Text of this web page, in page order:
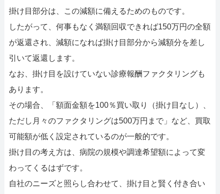
掛け目部分は、この減額に備えるためのものです。
したがって、何事もなく満額回収できれば150万円の全額
が返還され、減額になれば掛け目部分から減額分を差し
引いて返還します。
なお、掛け目を設けていない診療報酬ファクタリングも
あります。
その場合、「額面金額を100％買い取り（掛け目なし）、
ただし月々のファクタリングは500万円まで」など、買取
可能額が低く設定されているのが一般的です。
掛け目の考え方は、病院の規模や調達希望額によって変
わってくるはずです。
自社のニーズと照らし合わせて、掛け目と賢く付き合い